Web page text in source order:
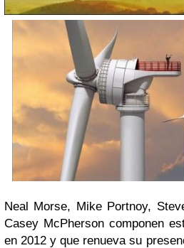
Neal Morse, Mike Portnoy,
Casey McPherson componen
en 2012 y que renueva su